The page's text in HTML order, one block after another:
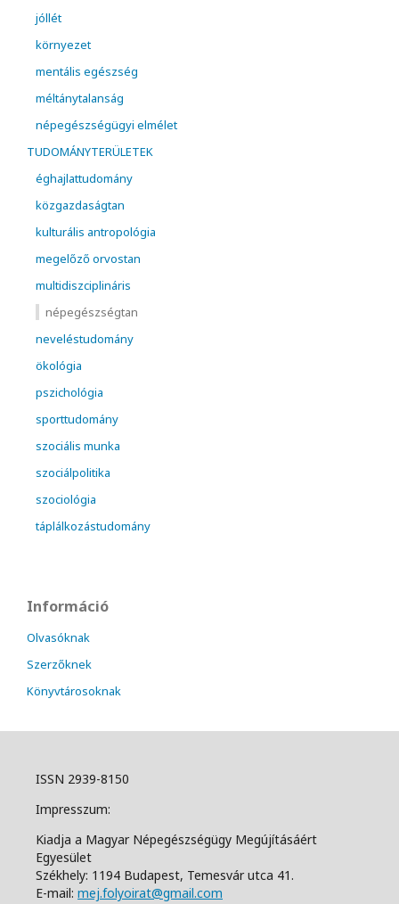
jóllét
környezet
mentális egészség
méltánytalanság
népegészségügyi elmélet
TUDOMÁNYTERÜLETEK
éghajlattudomány
közgazdaságtan
kulturális antropológia
megelőző orvostan
multidiszciplináris
népegészségtan
neveléstudomány
ökológia
pszichológia
sporttudomány
szociális munka
szociálpolitika
szociológia
táplálkozástudomány
Információ
Olvasóknak
Szerzőknek
Könyvtárosoknak
ISSN 2939-8150
Impresszum:
Kiadja a Magyar Népegészségügy Megújításáért
Egyesület
Székhely: 1194 Budapest, Temesvár utca 41.
E-mail: mej.folyoirat@gmail.com